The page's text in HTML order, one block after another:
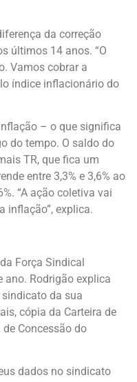
da correção
últimos 14 anos. “O
Vamos cobrar a
índice inflacionário do
– o que significa
do tempo. O saldo do
TR, que fica um
entre 3,3% e 3,6% ao
“A ação coletiva vai
inflação”, explica.
Força Sindical
ano. Rodrigão explica
da sua
cópia da Carteira de
Concessão do
dados no sindicato